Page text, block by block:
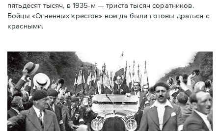
пятьдесят тысяч, в 1935-м — триста тысяч соратников.
Бойцы «Огненных крестов» всегда были готовы драться с
красными.